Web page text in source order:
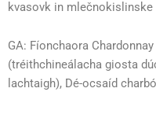
kvasovk in
GA: Fíonchaora
(tréithchineálacha giosta
lachtaigh), Dé-ocsaíd